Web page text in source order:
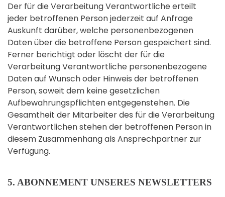
Der für die Verarbeitung Verantwortliche erteilt
jeder betroffenen Person jederzeit auf Anfrage
Auskunft darüber, welche personenbezogenen
Daten über die betroffene Person gespeichert sind.
Ferner berichtigt oder löscht der für die
Verarbeitung Verantwortliche personenbezogene
Daten auf Wunsch oder Hinweis der betroffenen
Person, soweit dem keine gesetzlichen
Aufbewahrungspflichten entgegenstehen. Die
Gesamtheit der Mitarbeiter des für die Verarbeitung
Verantwortlichen stehen der betroffenen Person in
diesem Zusammenhang als Ansprechpartner zur
Verfügung.
5. ABONNEMENT UNSERES NEWSLETTERS